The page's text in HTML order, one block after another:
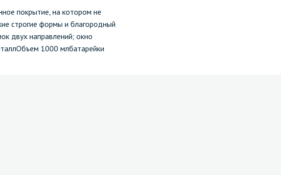
покрытие, на котором не
строгие формы и благородный
двух направлений; окно
1000 млбатарейки